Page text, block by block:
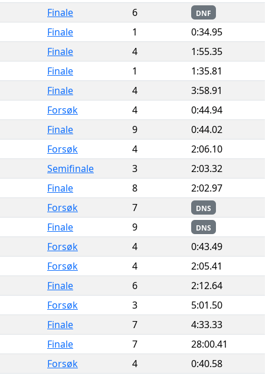
Finale 6 DNF
Finale 1
0:34.95
Finale 4
1:55.35
Finale 1
1:35.81
Finale 4
3:58.91
Forsøk 4
0:44.94
Finale 9
0:44.02
Forsøk 4
2:06.10
Semifinale 3
2:03.32
Finale 8
2:02.97
Forsøk 7 DNS
Finale 9 DNS
Forsøk 4
0:43.49
Forsøk 4
2:05.41
Finale 6
2:12.64
Forsøk 3
5:01.50
Finale 7
4:33.33
Finale 7
28:00.41
Forsøk 4
0:40.58